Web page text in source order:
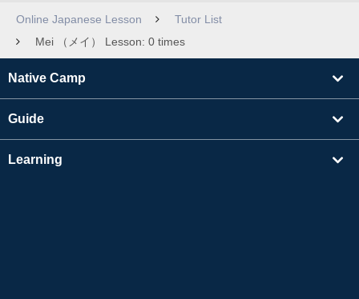
Online Japanese Lesson
Tutor List
Mei （メイ） Lesson: 0 times
Native Camp
Guide
Learning